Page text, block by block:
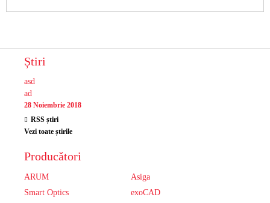
Știri
asd
ad
28 Noiembrie 2018
RSS știri
Vezi toate știrile
Producători
ARUM
Asiga
Smart Optics
exoCAD